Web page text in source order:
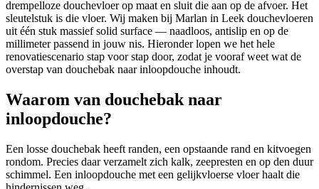
drempelloze douchevloer op maat en sluit die aan op de afvoer. Het
sleutelstuk is die vloer. Wij maken bij Marlan in Leek douchevloeren
uit één stuk massief solid surface — naadloos, antislip en op de
millimeter passend in jouw nis. Hieronder lopen we het hele
renovatiescenario stap voor stap door, zodat je vooraf weet wat de
overstap van douchebak naar inloopdouche inhoudt.
Waarom van douchebak naar
inloopdouche?
Een losse douchebak heeft randen, een opstaande rand en kitvoegen
rondom. Precies daar verzamelt zich kalk, zeepresten en op den duur
schimmel. Een inloopdouche met een gelijkvloerse vloer haalt die